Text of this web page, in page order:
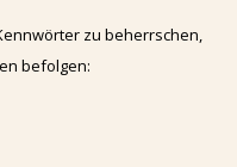
zu beherrschen,
befolgen: